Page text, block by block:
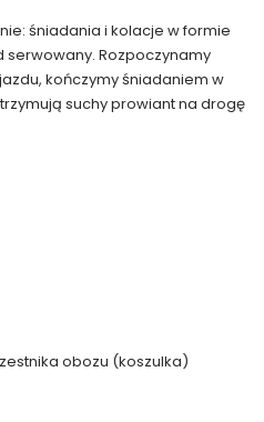
śniadania i kolacje w formie
Rozpoczynamy
kończymy śniadaniem w
suchy prowiant na drogę
obozu (koszulka)